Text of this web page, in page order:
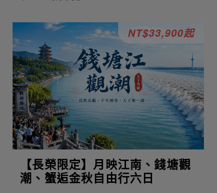
【長榮限定】月映江南、錢塘觀
潮、蟹逅金秋自由行六日
NT$33,900起